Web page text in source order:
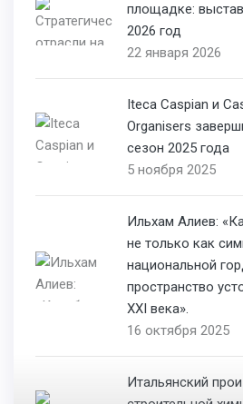
площадке:
2026 год
22 января 2026
Iteca Caspian и
Organisers
сезон 2025 года
5 ноября 2025
Ильхам Алиев:
не только как
национальной
пространство
XXI века».
16 октября 2025
Итальянский